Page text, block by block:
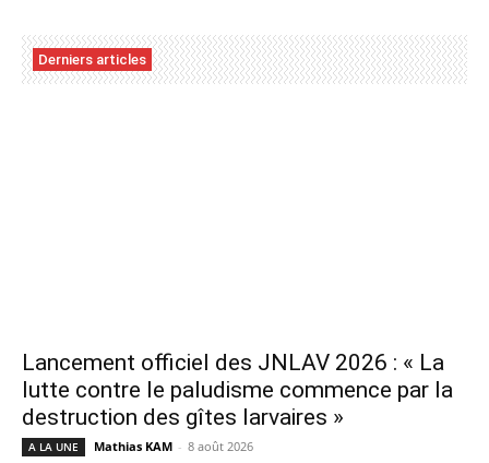
Derniers articles
Lancement officiel des JNLAV 2026 : « La
lutte contre le paludisme commence par la
destruction des gîtes larvaires »
A LA UNE Mathias KAM - 8 août 2026